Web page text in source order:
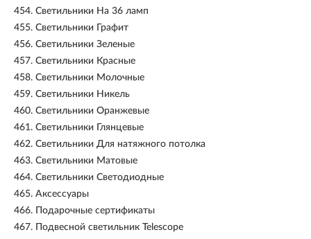
454. Светильники На 36 ламп
455. Светильники Графит
456. Светильники Зеленые
457. Светильники Красные
458. Светильники Молочные
459. Светильники Никель
460. Светильники Оранжевые
461. Светильники Глянцевые
462. Светильники Для натяжного потолка
463. Светильники Матовые
464. Светильники Светодиодные
465. Аксессуары
466.
Подарочные сертификаты
467.
Подвесной светильник Telescope